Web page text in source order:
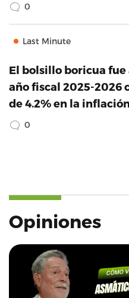
0
Last Minute
El bolsillo boricua fue
año fiscal 2025-2026
de 4.2% en la
0
Opiniones